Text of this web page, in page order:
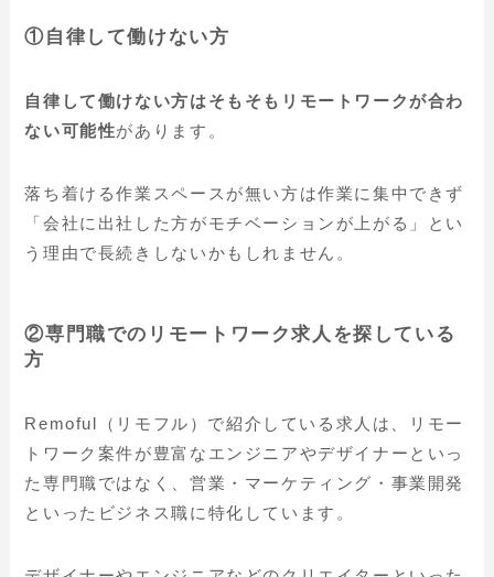
①自律して働けない方
自律して働けない方はそもそもリモートワークが合わ
ない可能性があります。
落ち着ける作業スペースが無い方は作業に集中できず
「会社に出社した方がモチベーションが上がる」とい
う理由で長続きしないかもしれません。
②専門職でのリモートワーク求人を探している
方
Remoful（リモフル）で紹介している求人は、リモー
トワーク案件が豊富なエンジニアやデザイナーといっ
た専門職ではなく、営業・マーケティング・事業開発
といったビジネス職に特化しています。